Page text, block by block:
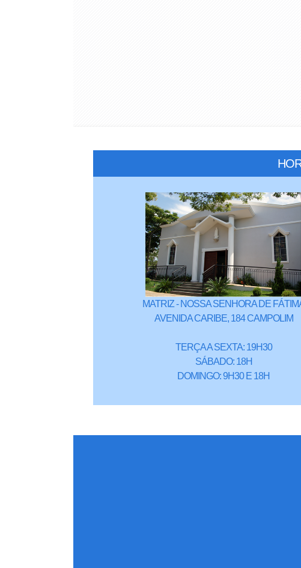
MATRIZ - NOSSA SENHORA DE
AVENIDA CARIBE, 184 CAMPOLIM
TERÇA A SEXTA: 19H30
SÁBADO: 18H
DOMINGO: 9H30 E 18H